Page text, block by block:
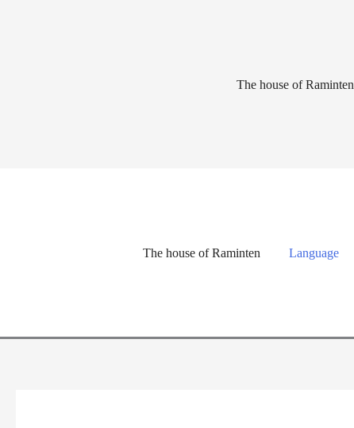
The house of Raminten
The house of Raminten Language